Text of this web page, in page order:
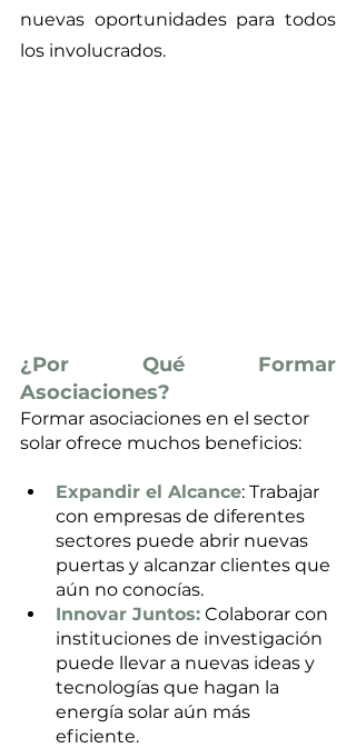
nuevas oportunidades para todos
los involucrados.
¿Por Qué Formar
Asociaciones?
Formar asociaciones en el sector
solar ofrece muchos beneficios:
Expandir el Alcance: Trabajar
con empresas de diferentes
sectores puede abrir nuevas
puertas y alcanzar clientes que
aún no conocías.
Innovar Juntos: Colaborar con
instituciones de investigación
puede llevar a nuevas ideas y
tecnologías que hagan la
energía solar aún más
eficiente.